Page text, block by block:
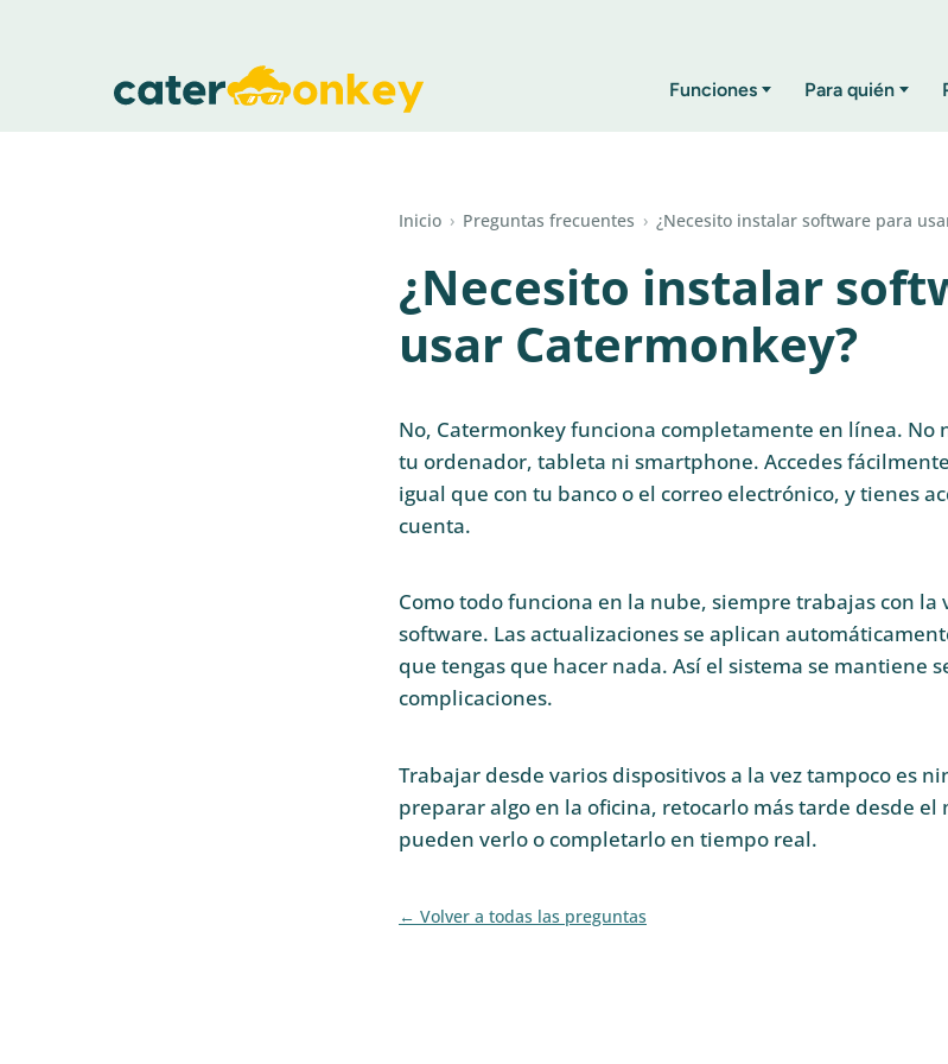
Funciones Para quién
Inicio › Preguntas frecuentes › ¿Necesito instalar software para
¿Necesito instalar
usar Catermonkey?
No, Catermonkey funciona completamente en línea. No
tu ordenador, tableta ni smartphone. Accedes
igual que con tu banco o el correo electrónico, y tienes
cuenta.
Como todo funciona en la nube, siempre trabajas con la
software. Las actualizaciones se aplican
que tengas que hacer nada. Así el sistema se mantiene
complicaciones.
Trabajar desde varios dispositivos a la vez tampoco es
preparar algo en la oficina, retocarlo más tarde desde el
pueden verlo o completarlo en tiempo real.
Volver a todas las preguntas